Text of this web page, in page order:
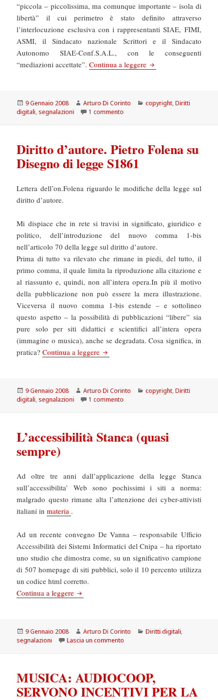
“piccola – piccolissima, ma comunque importante – isola di
libertà” il cui perimetro è stato definito attraverso
l’interlocuzione esclusiva con i rappresentanti SIAE, FIMI,
ASMI, il Sindacato nazionale Scrittori e il Sindacato
Autonomo SIAE-Conf.S.A.L., con le conseguenti
“mediazioni accettate”.Continua a leggere Diritto d’autore.
Scritto
il
9 Gennaio 2008 Autore
Arturo Di Corinto Categorie
copyright,Diritti
digitali, segnalazioni 1 commento
Diritto d’autore. Pietro Folena su
Disegno di legge S1861
Lettera dell’on.Folena riguardo le modifiche della legge sul
diritto d’autore.
Mi dispiace che in rete si travisi in significato, giuridico e
politico, dell’introduzione del nuovo comma 1-bis
nell’articolo 70 della legge sul diritto d’autore.
Prima di tutto va rilevato che rimane in piedi, del tutto, il
primo comma, il quale limita la riproduzione alla citazione e
al riassunto e, quindi, non all’intera opera.In più il motivo
della pubblicazione non può essere la mera illustrazione.
Viceversa il nuovo comma 1-bis estende – e sottolineo
questo aspetto – la possibilità di pubblicazioni “libere” sia
pure solo per siti didattici e scientifici all’intera opera
(immagine o musica), anche se degradata. Cosa significa, in
pratica?Continua a leggere Diritto d’autore. Pietro Folena su
Scritto
il
9 Gennaio 2008 Autore
Arturo Di Corinto Categorie
copyright,Diritti
digitali, segnalazioni 1 commento
L’accessibilità Stanca (quasi
sempre)
Ad oltre tre anni dall’applicazione della legge Stanca
sull’accessibilita’ Web sono pochissimi i siti a norma:
malgrado questo rimane alta l’attenzione dei cyber-attivisti
italiani inmateria .
Ad un recente convegno De Vanna – responsabile Ufficio
Accessibilità dei Sistemi Informatici del Cnipa – ha riportato
uno studio che dimostra come, su un significativo campione
di 507 homepage di siti pubblici, solo il 10 percento utilizza
un codice html corretto.
Continua a leggere L’accessibilità Stanca (quasi sempre)
Scritto
il
9 Gennaio 2008 Autore
Arturo Di Corinto Categorie
Diritti digitali,
segnalazioni
Lascia un commento
MUSICA: AUDIOCOOP,
SERVONO INCENTIVI PER LA